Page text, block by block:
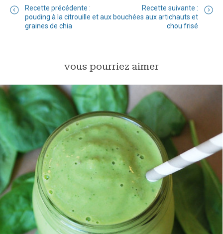
Recette précédente :
pouding à la citrouille et aux
graines de chia
Recette suivante :
bouchées aux artichauts et
chou frisé
vous pourriez aimer